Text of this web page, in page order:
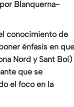
Blanquerna-
conocimiento de
énfasis en que
Nord y Sant Boi)
que se
el foco en la